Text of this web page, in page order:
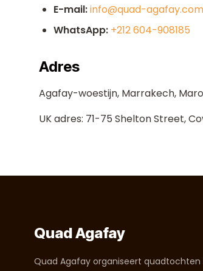
E-mail:info@quad-agafay.com
WhatsApp: +212 604-908185
Adres
Agafay-woestijn, Marrakech,
UK adres: 71-75 Shelton Street,
Quad Agafay
Quad Agafay organiseert quadtochten